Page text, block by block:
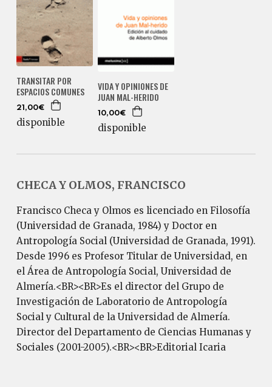
TRANSITAR POR
ESPACIOS COMUNES
21,00€
disponible
VIDA Y OPINIONES DE
JUAN MAL-HERIDO
10,00€
disponible
CHECA Y OLMOS, FRANCISCO
Francisco Checa y Olmos es licenciado en Filosofía
(Universidad de Granada, 1984) y Doctor en
Antropología Social (Universidad de Granada, 1991).
Desde 1996 es Profesor Titular de Universidad, en
el Área de Antropología Social, Universidad de
Almería.<BR><BR>Es el director del Grupo de
Investigación de Laboratorio de Antropología
Social y Cultural de la Universidad de Almería.
Director del Departamento de Ciencias Humanas y
Sociales (2001-2005).<BR><BR>Editorial Icaria